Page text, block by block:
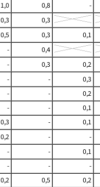
1,0 0,8 -
0,3
0,3
0,5 0,3 0,1
-
0,4
- 0,3 0,2
- - 0,3
- - 0,2
- - 0,1
0,3 - 0,1
0,2 - -
- - 0,1
- - -
0,2 0,5 0,2